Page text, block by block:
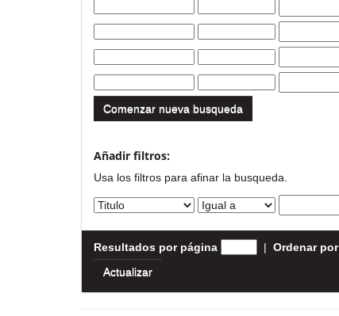
Comenzar nueva busqueda
Añadir filtros:
Usa los filtros para afinar la busqueda.
Resultados por página | Ordenar por